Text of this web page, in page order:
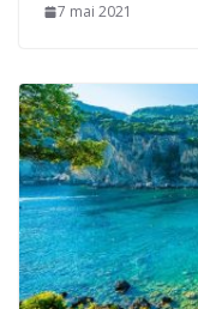
7 mai 2021